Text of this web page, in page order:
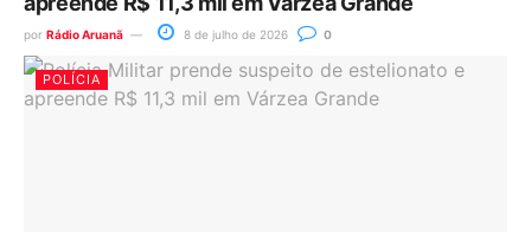
por Rádio Aruanã 8 de julho de 2026 0
POLÍCIA